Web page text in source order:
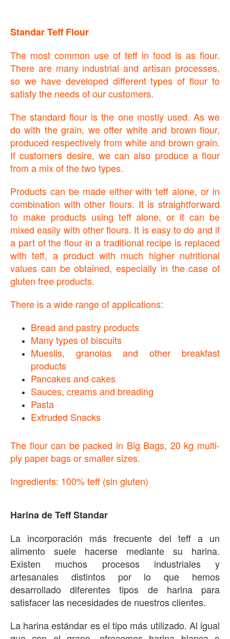
Standar Teff Flour
The most common use of teff in food is as flour.
There are many industrial and artisan processes,
so we have developed different types of flour to
satisfy the needs of our customers.
The standard flour is the one mostly used. As we
do with the grain, we offer white and brown flour,
produced respectively from white and brown grain.
If customers desire, we can also produce a flour
from a mix of the two types.
Products can be made either with teff alone, or in
combination with other flours. It is straightforward
to make products using teff alone, or it can be
mixed easily with other flours. It is easy to do and if
a part of the flour in a traditional recipe is replaced
with teff, a product with much higher nutritional
values can be obtained, especially in the case of
gluten free products.
There is a wide range of applications:
Bread and pastry products
Many types of biscuits
Mueslis, granolas and other breakfast
products
Pancakes and cakes
Sauces, creams and breading
Pasta
Extruded Snacks
The flour can be packed in Big Bags, 20 kg multi-
ply paper bags or smaller sizes.
Ingredients: 100% teff (sin gluten)
Harina de Teff Standar
La incorporación más frecuente del teff a un
alimento suele hacerse mediante su harina.
Existen muchos procesos industriales y
artesanales distintos por lo que hemos
desarrollado diferentes tipos de harina para
satisfacer las necesidades de nuestros clientes.
La harina estándar es el tipo más utilizado. Al igual